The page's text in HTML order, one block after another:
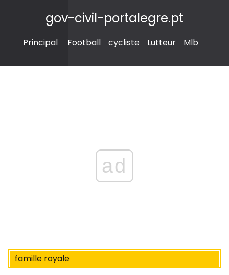
gov-civil-portalegre.pt
Principal Football cycliste Lutteur Mlb
ad
famille royale